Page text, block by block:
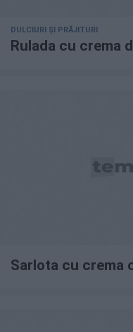
DULCIURI ȘI PRĂJITURI
Rulada cu crema
Sarlota cu crema